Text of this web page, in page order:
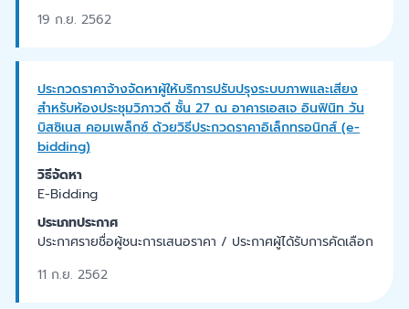
19 ก.ย. 2562
ประกวดราคาจ้างจัดหาผู้ให้บริการปรับปรุงระบบภาพและเสียง
สำหรับห้องประชุมวิภาวดี ชั้น 27 ณ อาคารเอสเจ อินฟินิท วัน
บิสซิเนส คอมเพล็กซ์ ด้วยวิธีประกวดราคาอิเล็กทรอนิกส์ (e-
bidding)
วิธีจัดหา
E-Bidding
ประเภทประกาศ
ประกาศรายชื่อผู้ชนะการเสนอราคา / ประกาศผู้ได้รับการคัดเลือก
11 ก.ย. 2562